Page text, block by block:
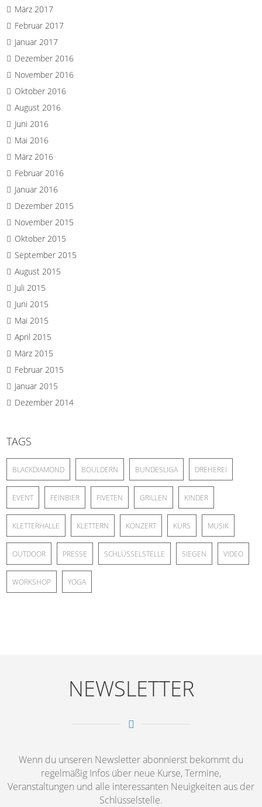
März 2017
Februar 2017
Januar 2017
Dezember 2016
November 2016
Oktober 2016
August 2016
Juni 2016
Mai 2016
März 2016
Februar 2016
Januar 2016
Dezember 2015
November 2015
Oktober 2015
September 2015
August 2015
Juli 2015
Juni 2015
Mai 2015
April 2015
März 2015
Februar 2015
Januar 2015
Dezember 2014
TAGS
BLACKDIAMOND BOULDERN BUNDESLIGA DREHEREI
EVENT FEINBIER FIVETEN GRILLEN KINDER
KLETTERHALLE KLETTERN KONZERT KURS MUSIK
OUTDOOR PRESSE SCHLÜSSELSTELLE SIEGEN VIDEO
WORKSHOP YOGA
NEWSLETTER
Wenn du unseren Newsletter abonnierst bekommt du
regelmäßig Infos über neue Kurse, Termine,
Veranstaltungen und alle interessanten Neuigkeiten aus der
Schlüsselstelle.